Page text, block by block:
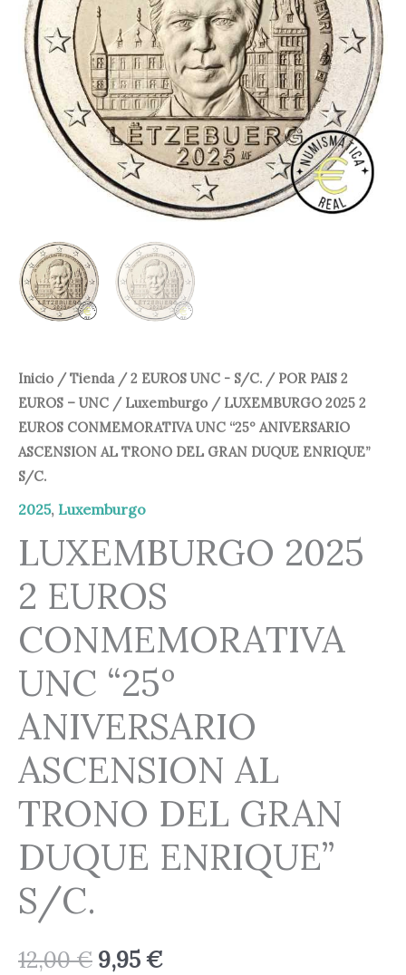
Inicio /Tienda/2 EUROS UNC - S/C. / POR PAIS 2
EUROS – UNC / Luxemburgo / LUXEMBURGO 2025 2
EUROS CONMEMORATIVA UNC “25º ANIVERSARIO
ASCENSION AL TRONO DEL GRAN DUQUE ENRIQUE”
S/C.
2025, Luxemburgo
LUXEMBURGO 2025
2 EUROS
CONMEMORATIVA
UNC “25º
ANIVERSARIO
ASCENSION AL
TRONO DEL GRAN
DUQUE ENRIQUE”
S/C.
12,00€
12,00 €.
9,95€
9,95 €.
"25º
ANIVERSARIO
ASCENSION
AL
TRONO
S/C.
cantidad